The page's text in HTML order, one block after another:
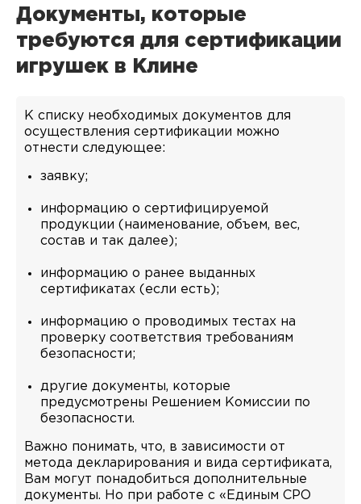
Документы, которые
требуются для сертификации
игрушек в Клине
К списку необходимых документов для
осуществления сертификации можно
отнести следующее:
заявку;
информацию о сертифицируемой
продукции (наименование, объем, вес,
состав и так далее);
информацию о ранее выданных
сертификатах (если есть);
информацию о проводимых тестах на
проверку соответствия требованиям
безопасности;
другие документы, которые
предусмотрены Решением Комиссии по
безопасности.
Важно понимать, что, в зависимости от
метода декларирования и вида сертификата,
Вам могут понадобиться дополнительные
документы. Но при работе с «Единым СРО